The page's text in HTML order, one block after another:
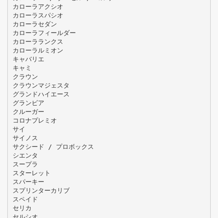
カローラアクシオ
カローラスパシオ
カローラセダン
カローラフィールダー
カローラランクス
カローラルミオン
キャバリエ
キャミ
クラウン
クラウンマジェスタ
グランドハイエース
グランビア
クルーガー
コロナプレミオ
サイ
サイノス
サクシード / プロボックス
シエンタ
スープラ
スターレット
スパーキー
スプリンターカリブ
スペイド
セリカ
セルシオ